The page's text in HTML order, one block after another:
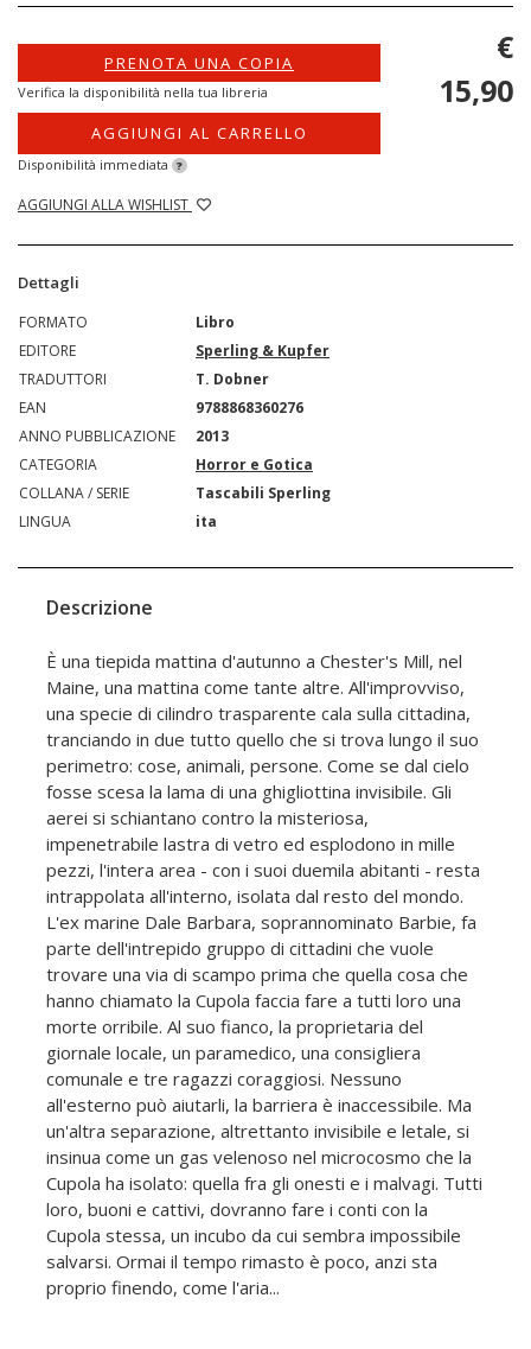
PRENOTA UNA COPIA
Verifica la disponibilità nella tua libreria
AGGIUNGI AL CARRELLO
Disponibilità immediata ?
AGGIUNGI ALLA WISHLIST
€
15,90
Dettagli
FORMATO
Libro
EDITORE
Sperling & Kupfer
TRADUTTORI
T. Dobner
EAN
9788868360276
ANNO PUBBLICAZIONE
2013
CATEGORIA
Horror e Gotica
COLLANA / SERIE
Tascabili Sperling
LINGUA
ita
Descrizione
È una tiepida mattina d'autunno a Chester's Mill, nel
Maine, una mattina come tante altre. All'improvviso,
una specie di cilindro trasparente cala sulla cittadina,
tranciando in due tutto quello che si trova lungo il suo
perimetro: cose, animali, persone. Come se dal cielo
fosse scesa la lama di una ghigliottina invisibile. Gli
aerei si schiantano contro la misteriosa,
impenetrabile lastra di vetro ed esplodono in mille
pezzi, l'intera area - con i suoi duemila abitanti - resta
intrappolata all'interno, isolata dal resto del mondo.
L'ex marine Dale Barbara, soprannominato Barbie, fa
parte dell'intrepido gruppo di cittadini che vuole
trovare una via di scampo prima che quella cosa che
hanno chiamato la Cupola faccia fare a tutti loro una
morte orribile. Al suo fianco, la proprietaria del
giornale locale, un paramedico, una consigliera
comunale e tre ragazzi coraggiosi. Nessuno
all'esterno può aiutarli, la barriera è inaccessibile. Ma
un'altra separazione, altrettanto invisibile e letale, si
insinua come un gas velenoso nel microcosmo che la
Cupola ha isolato: quella fra gli onesti e i malvagi. Tutti
loro, buoni e cattivi, dovranno fare i conti con la
Cupola stessa, un incubo da cui sembra impossibile
salvarsi. Ormai il tempo rimasto è poco, anzi sta
proprio finendo, come l'aria...